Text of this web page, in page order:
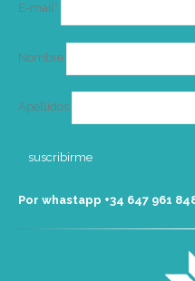
E-mail*
Nombre
Apellidos
Por whastapp +34 ‭647 961